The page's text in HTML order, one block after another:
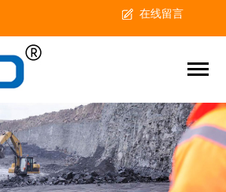
在线留言